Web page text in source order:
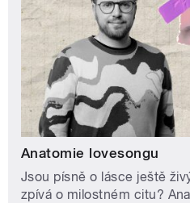
Anatomie lovesongu
Jsou písně o lásce ještě
zpívá o milostném citu?